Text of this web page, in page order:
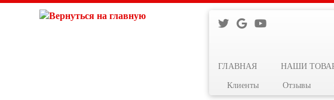
ГЛАВНАЯ НАШИ
Клиенты Отзывы